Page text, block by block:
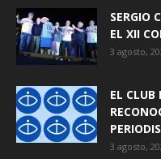
SERGIO
EL XII
3 agosto,
EL CLUB
3 agosto,